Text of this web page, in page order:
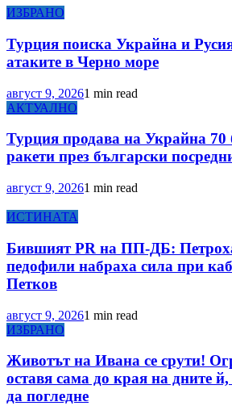
ИЗБРАНО
Турция поиска Украйна и
атаките в Черно море
август 9, 20261 min read
АКТУАЛНО
Турция продава на Украйна 70
ракети през български
август 9, 20261 min read
ИСТИНАТА
Бившият PR на ПП-ДБ:
педофили набраха сила при
Петков
август 9, 20261 min read
ИЗБРАНО
Животът на Ивана се срути!
оставя сама до края на дните
да погледне